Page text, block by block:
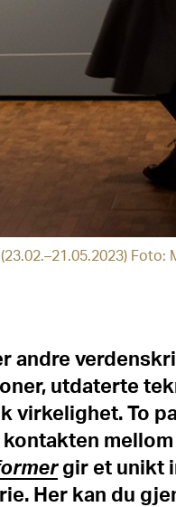
Foto:
andre
utdaterte
virkelighet. To
kontakten
gir et unikt
Her kan du